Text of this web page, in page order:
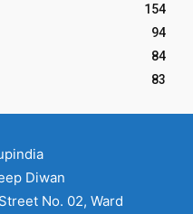
154
94
84
83
Diwan
No. 02, Ward